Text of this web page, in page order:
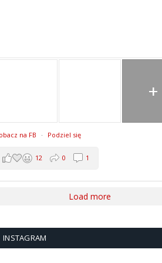
+
na FB · Podziel się
12 0 1
Load more
INSTAGRAM